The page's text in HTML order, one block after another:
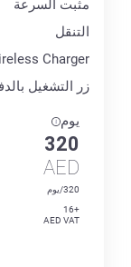
مثبت السرعة
التنقل
Charger
زر التشغيل
يوم
320
AED
320/يوم
+16
AED VAT